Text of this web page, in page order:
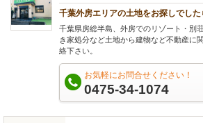
千葉外房エリアの土地をお探しでした
千葉県房総半島、外房でのリゾート・別
き家処分など土地から建物など不動産に
絡下さい。
お気軽にお問合せください！
0475-34-1074